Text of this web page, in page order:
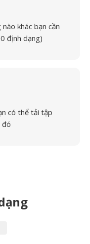
khác bạn cần
định dạng)
có thể tải tập
đó